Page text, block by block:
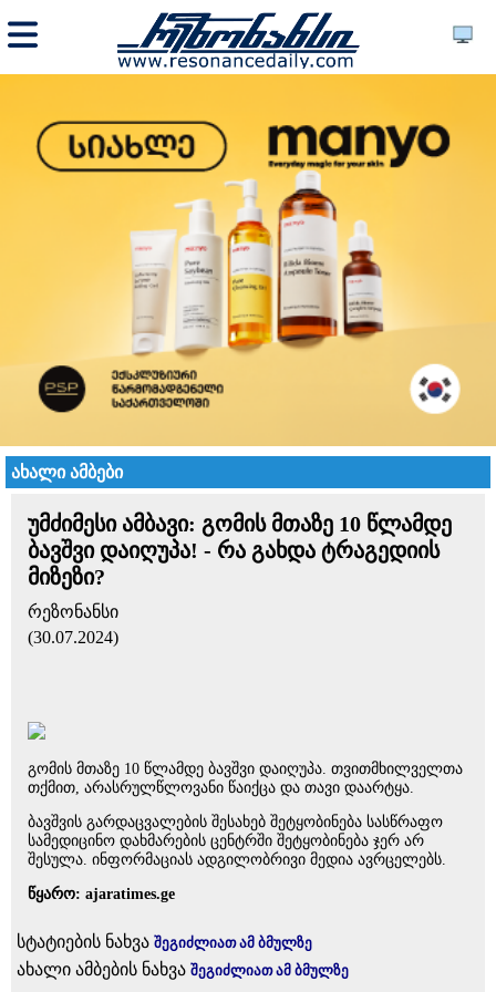
ახალი ამბები
უმძიმესი ამბავი: გომის მთაზე 10 წლამდე
ბავშვი დაიღუპა! - რა გახდა ტრაგედიის
მიზეზი?
რეზონანსი
(30.07.2024)
გომის მთაზე 10 წლამდე ბავშვი დაიღუპა. თვითმხილველთა
თქმით, არასრულწლოვანი წაიქცა და თავი დაარტყა.
ბავშვის გარდაცვალების შესახებ შეტყობინება სასწრაფო
სამედიცინო დახმარების ცენტრში შეტყობინება ჯერ არ
შესულა. ინფორმაციას ადგილობრივი მედია ავრცელებს.
წყარო: ajaratimes.ge
სტატიების ნახვა შეგიძლიათ ამ ბმულზე
ახალი ამბების ნახვა შეგიძლიათ ამ ბმულზე